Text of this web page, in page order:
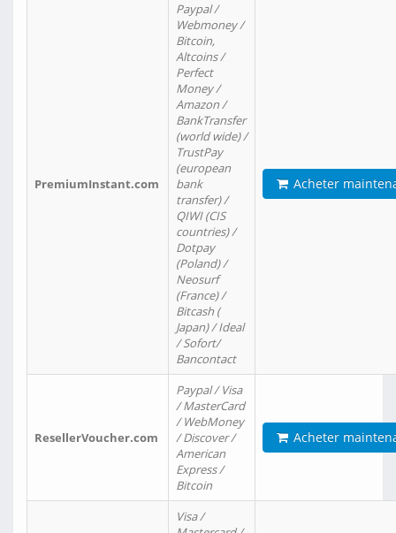
PremiumInstant.com
Paypal /
Webmoney /
Bitcoin,
Altcoins /
Perfect
Money /
Amazon /
BankTransfer
(world wide) /
TrustPay
(european
bank
transfer) /
QIWI (CIS
countries) /
Dotpay
(Poland) /
Neosurf
(France) /
Bitcash (
Japan) / Ideal
/ Sofort/
Bancontact
Acheter
ResellerVoucher.com
Paypal / Visa
/ MasterCard
/ WebMoney
/ Discover /
American
Express /
Bitcoin
Acheter
Visa /